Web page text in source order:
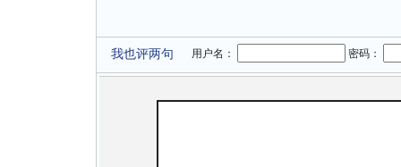
我也评两句 用户名： 密码：